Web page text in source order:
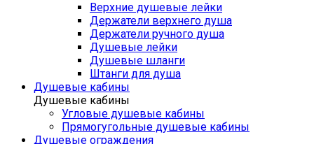
Верхние душевые лейки
Держатели верхнего душа
Держатели ручного душа
Душевые лейки
Душевые шланги
Штанги для душа
Душевые кабины
Душевые кабины
Угловые душевые кабины
Прямогугольные душевые кабины
Душевые ограждения